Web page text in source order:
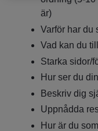
är)
Varför har du
Vad kan du
Starka sidor/
Hur ser du
Beskriv dig
Uppnådda
Hur är du